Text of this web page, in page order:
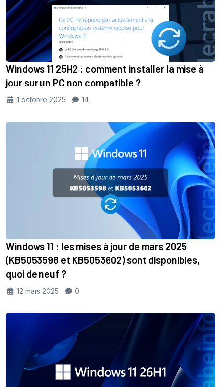
Windows 11 25H2 : comment installer la mise à
jour sur un PC non compatible ?
1 octobre 2025 14
Windows 11 : les mises à jour de mars 2025
(KB5053598 et KB5053602) sont disponibles,
quoi de neuf ?
12 mars 2025 0